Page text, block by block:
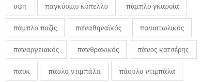
οφη παγκόσμιο κύπελλο πάμπλο γκαρσία
πάμπλο παζίς παναθηναϊκός παναιτωλικός
παναργειακός πανθρακικός πάνος κατσέρης
παοκ πάολο ντιμπάλα πάουλο ντιμπάλα